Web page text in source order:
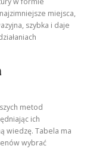
miejsca,
szybka i daje
metod
ich
wiedzę. Tabela ma
wybrać